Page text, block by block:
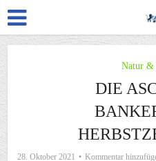
Natur &
DIE
28. Oktober 2021 Kommentar